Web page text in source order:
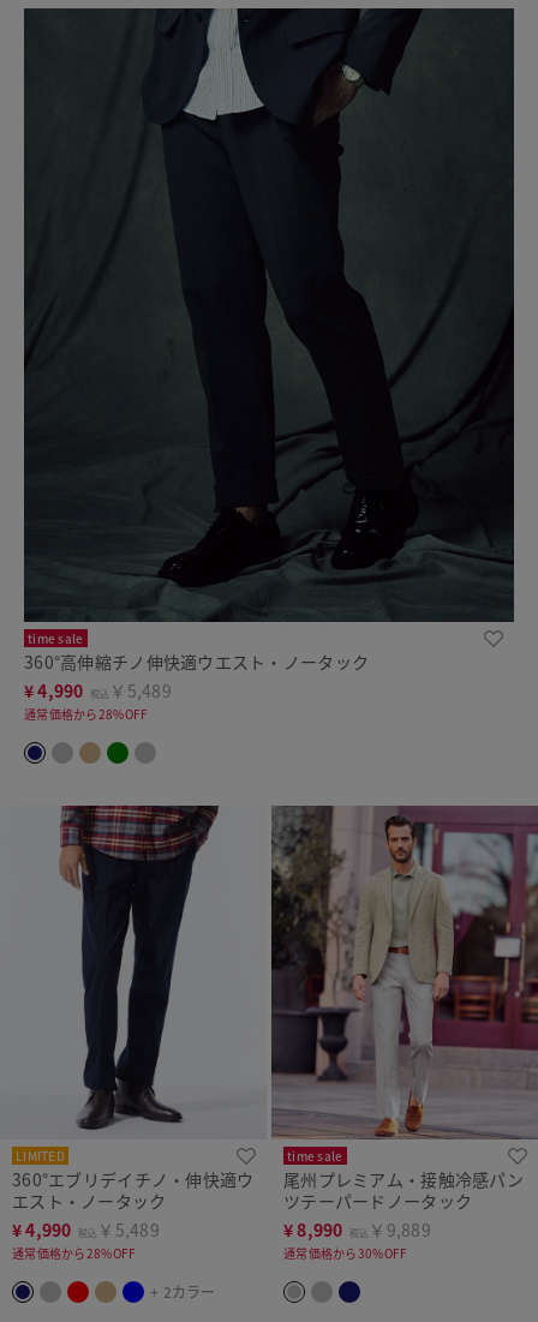
time sale
360°高伸縮チノ伸快適ウエスト・ノータック
¥4,990 税込 ￥5,489
通常価格から28%OFF
LIMITED
360°エブリデイチノ・伸快適ウ
エスト・ノータック
¥4,990 税込 ￥5,489
通常価格から28%OFF
+ 2カラー
time sale
尾州プレミアム・接触冷感パン
ツテーパードノータック
¥8,990 税込 ￥9,889
通常価格から30%OFF